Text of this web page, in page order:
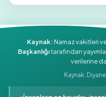
Kaynak:Namaz vakitleri
Başkanlığıtarafından
verilerine
Kaynak: